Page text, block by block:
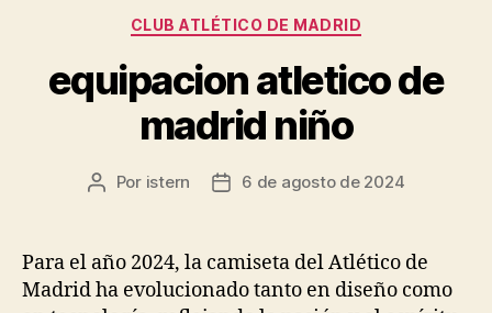
Categorías
CLUB ATLÉTICO DE MADRID
equipacion atletico de
madrid niño
Autor
entrada
Por istern
Fecha
entrada
6 de agosto de 2024
Para el año 2024, la camiseta del Atlético de
Madrid ha evolucionado tanto en diseño como